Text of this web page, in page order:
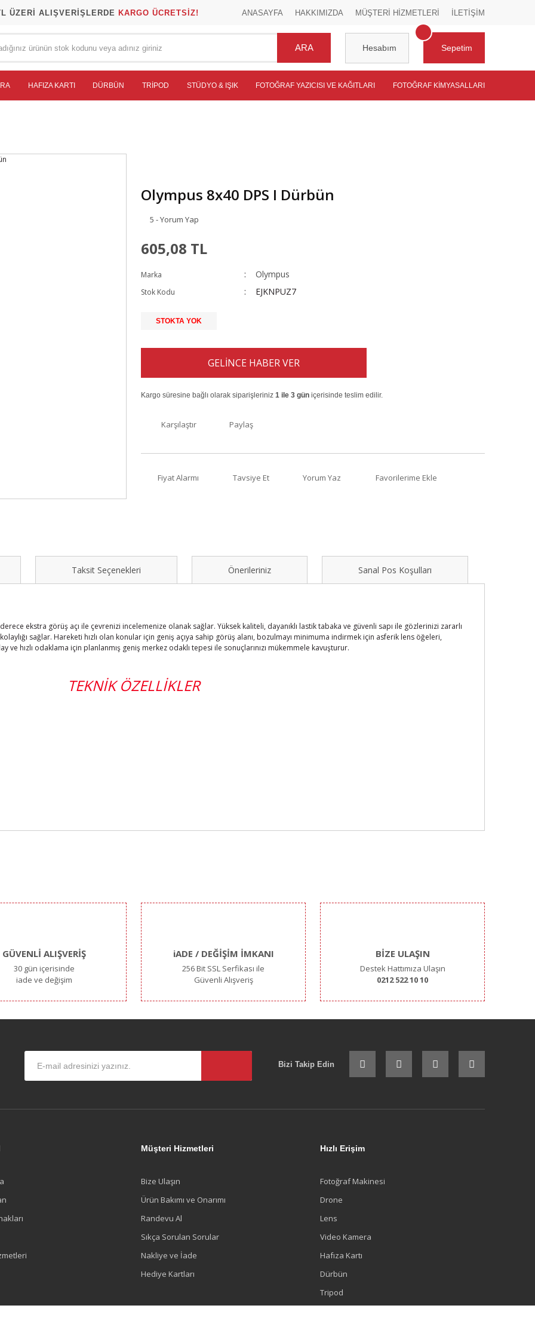
ÜZERİ ALIŞVERİŞLERDE KARGO ÜCRETSİZ! ANASAYFA HAKKIMIZDA MÜŞTERİ HİZMETLERİ İLETİŞİM
ARA Hesabım Sepetim
HAFIZA KARTI DÜRBÜN TRIPOD STÜDYO & IŞIK FOTOĞRAF YAZICISI VE KAĞITLARI FOTOĞRAF KIMYASALLARI
Olympus 8x40 DPS I Dürbün
5 - Yorum Yap
605,08 TL
Marka Olympus
Stok Kodu EJKNPUZ7
STOKTA YOK
GELİNCE HABER VER
Kargo süresine bağlı olarak siparişleriniz 1 ile 3 gün içerisinde teslim edilir.
Karşılaştır Paylaş
Fiyat Alarmı Tavsiye Et Yorum Yaz
Taksit Seçenekleri Önerileriniz Sanal Pos Koşulları
ekstra görüş açı ile çevrenizi incelemenize olanak sağlar. Yüksek kaliteli, dayanıklı lastik tabaka ve güvenli sapı ile gözlerinizi zararlı
sağlar. Hareketi hızlı olan konular için geniş açıya sahip görüş alanı, bozulmayı minimuma indirmek için asferik lens öğeleri,
ve hızlı odaklama için planlanmış geniş merkez odaklı tepesi ile sonuçlarınızı mükemmele kavuşturur.
TEKNİK ÖZELLİKLER
konularda yetersiz gördüğünüz noktaları öneri formunu kullanarak tarafımıza iletebilirsiniz.
Gönder
GÜVENLİ ALIŞVERİŞ
30 gün içerisinde
iade ve değişim
iADE / DEĞİŞİM İMKANI
256 Bit SSL Serfikası ile
Güvenli Alışveriş
BİZE ULAŞIN
Destek Hattımıza Ulaşın
0212 522 10 10
Bizi Takip Edin
Müşteri Hizmetleri
Bize Ulaşın
Ürün Bakımı ve Onarımı
Randevu Al
Sıkça Sorulan Sorular
Nakliye ve İade
Hediye Kartları
Hızlı Erişim
Fotoğraf Makinesi
Drone
Lens
Video Kamera
Hafıza Kartı
Dürbün
Tripod